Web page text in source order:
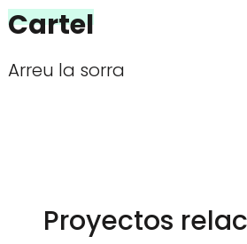
Cartel
Arreu la sorra
Proyectos